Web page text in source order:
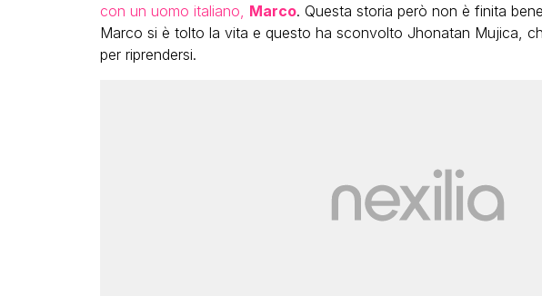
con un uomo italiano, Marco. Questa storia però non è finita
Marco si è tolto la vita e questo ha sconvolto Jhonatan Mujica,
per riprendersi.